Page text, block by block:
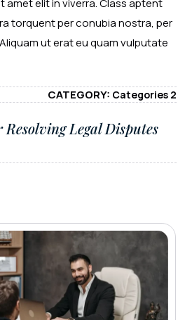
amet elit in viverra. Class aptent
torquent per conubia nostra, per
ut erat eu quam vulputate
CATEGORY: Categories 2
Resolving Legal Disputes